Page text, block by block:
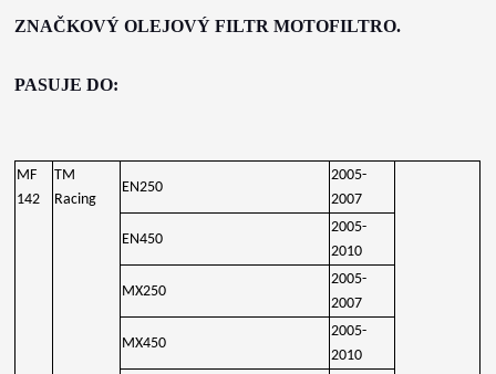
ZNAČKOVÝ OLEJOVÝ FILTR MOTOFILTRO.
PASUJE DO:
MF
142
TM
Racing
EN250
2005-
2007
EN450
2005-
2010
MX250
2005-
2007
MX450
2005-
2010